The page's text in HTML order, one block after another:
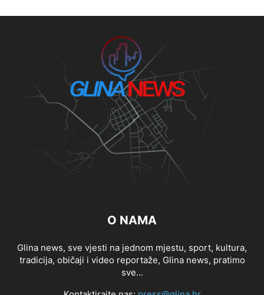
O NAMA
Glina news, sve vjesti na jednom mjestu, sport, kultura,
tradicija, običaji i video reportaže, Glina news, pratimo
sve...